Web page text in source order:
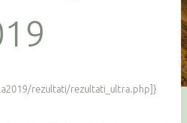
rezultati/rezultati_ultra.php]}